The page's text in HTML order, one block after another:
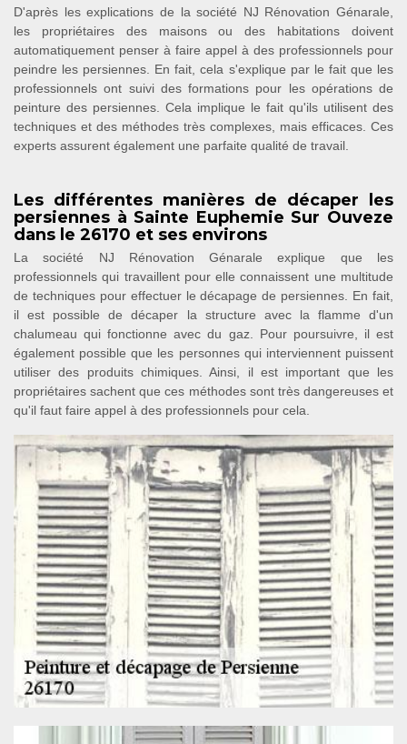
D'après les explications de la société NJ Rénovation Génarale,
les propriétaires des maisons ou des habitations doivent
automatiquement penser à faire appel à des professionnels pour
peindre les persiennes. En fait, cela s'explique par le fait que les
professionnels ont suivi des formations pour les opérations de
peinture des persiennes. Cela implique le fait qu'ils utilisent des
techniques et des méthodes très complexes, mais efficaces. Ces
experts assurent également une parfaite qualité de travail.
Les différentes manières de décaper les
persiennes à Sainte Euphemie Sur Ouveze
dans le 26170 et ses environs
La société NJ Rénovation Génarale explique que les
professionnels qui travaillent pour elle connaissent une multitude
de techniques pour effectuer le décapage de persiennes. En fait,
il est possible de décaper la structure avec la flamme d'un
chalumeau qui fonctionne avec du gaz. Pour poursuivre, il est
également possible que les personnes qui interviennent puissent
utiliser des produits chimiques. Ainsi, il est important que les
propriétaires sachent que ces méthodes sont très dangereuses et
qu'il faut faire appel à des professionnels pour cela.